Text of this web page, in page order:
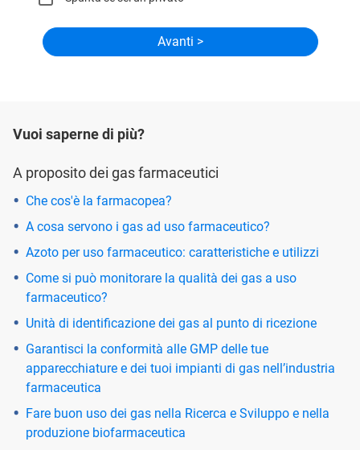
Vuoi saperne di più?
A proposito dei gas farmaceutici
Che cos'è la farmacopea?
A cosa servono i gas ad uso farmaceutico?
Azoto per uso farmaceutico: caratteristiche e utilizzi
Come si può monitorare la qualità dei gas a uso
farmaceutico?
Unità di identificazione dei gas al punto di ricezione
Garantisci la conformità alle GMP delle tue
apparecchiature e dei tuoi impianti di gas nell’industria
farmaceutica
Fare buon uso dei gas nella Ricerca e Sviluppo e nella
produzione biofarmaceutica